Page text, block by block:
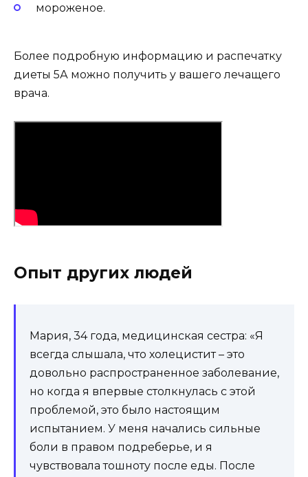
мороженое.
Более подробную информацию и распечатку
диеты 5А можно получить у вашего лечащего
врача.
Опыт других людей
Мария, 34 года, медицинская сестра: «Я
всегда слышала, что холецистит – это
довольно распространенное заболевание,
но когда я впервые столкнулась с этой
проблемой, это было настоящим
испытанием. У меня начались сильные
боли в правом подреберье, и я
чувствовала тошноту после еды. После